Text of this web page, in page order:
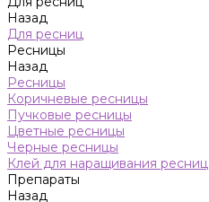
Назад
Для ресниц
Ресницы
Назад
Ресницы
Коричневые ресницы
Пучковые ресницы
Цветные ресницы
Черные ресницы
Клей для наращивания ресниц
Препараты
Назад